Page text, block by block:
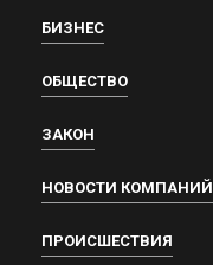
БИЗНЕС
ОБЩЕСТВО
ЗАКОН
НОВОСТИ КОМПАНИЙ
ПРОИСШЕСТВИЯ